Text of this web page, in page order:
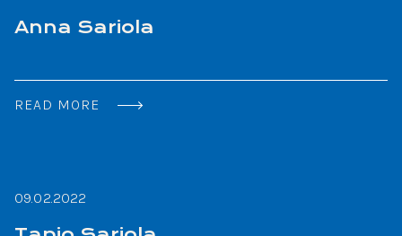
Anna Sariola
READ MORE
09.02.2022